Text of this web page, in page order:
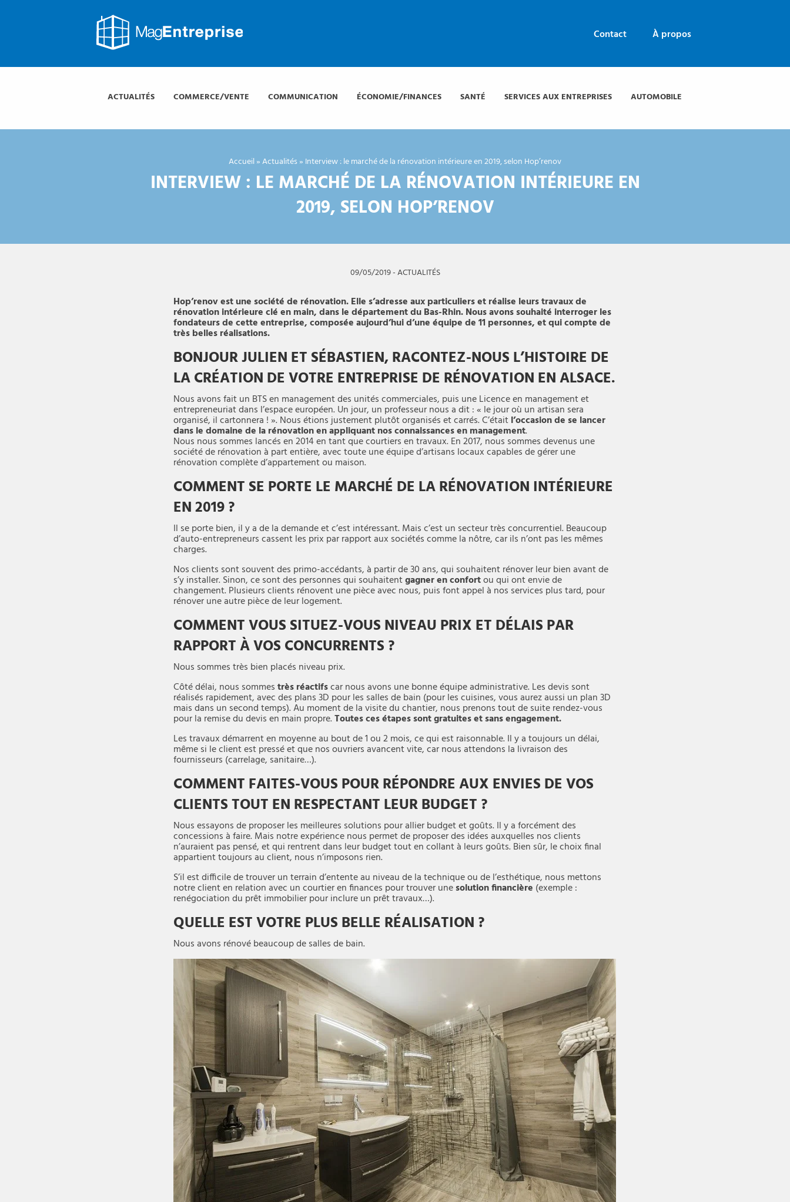
Mag
Entreprise
Contact À propos
ACTUALITÉS COMMERCE/VENTE COMMUNICATION ÉCONOMIE/FINANCES SANTÉ SERVICES AUX ENTREPRISES AUTOMOBILE
Accueil»Actualités» Interview : le marché de la rénovation intérieure en 2019, selon Hop’renov
INTERVIEW : LE MARCHÉ DE LA RÉNOVATION INTÉRIEURE EN
2019, SELON HOP’RENOV
09/05/2019-ACTUALITÉS
Hop’renov est une société de rénovation. Elle s’adresse aux particuliers et réalise leurs travaux de
rénovation intérieure clé en main, dans le département du Bas-Rhin. Nous avons souhaité interroger les
fondateurs de cette entreprise, composée aujourd’hui d’une équipe de 11 personnes, et qui compte de
très belles réalisations.
BONJOUR JULIEN ET SÉBASTIEN, RACONTEZ-NOUS L’HISTOIRE DE
LA CRÉATION DE VOTRE ENTREPRISE DE RÉNOVATION EN ALSACE.
Nous avons fait un BTS en management des unités commerciales, puis une Licence en management et
entrepreneuriat dans l’espace européen. Un jour, un professeur nous a dit : « le jour où un artisan sera
organisé, il cartonnera ! ». Nous étions justement plutôt organisés et carrés. C’étaitl’occasion de se lancer
dans le domaine de la rénovation en appliquant nos connaissances en management.
Nous nous sommes lancés en 2014 en tant que courtiers en travaux. En 2017, nous sommes devenus une
société de rénovation à part entière, avec toute une équipe d’artisans locaux capables de gérer une
rénovation complète d’appartement ou maison.
COMMENT SE PORTE LE MARCHÉ DE LA RÉNOVATION INTÉRIEURE
EN 2019 ?
Il se porte bien, il y a de la demande et c’est intéressant. Mais c’est un secteur très concurrentiel. Beaucoup
d’auto-entrepreneurs cassent les prix par rapport aux sociétés comme la nôtre, car ils n’ont pas les mêmes
charges.
Nos clients sont souvent des primo-accédants, à partir de 30 ans, qui souhaitent rénover leur bien avant de
s’y installer. Sinon, ce sont des personnes qui souhaitentgagner en confortou qui ont envie de
changement. Plusieurs clients rénovent une pièce avec nous, puis font appel à nos services plus tard, pour
rénover une autre pièce de leur logement.
COMMENT VOUS SITUEZ-VOUS NIVEAU PRIX ET DÉLAIS PAR
RAPPORT À VOS CONCURRENTS ?
Nous sommes très bien placés niveau prix.
Côté délai, nous sommestrès réactifscar nous avons une bonne équipe administrative. Les devis sont
réalisés rapidement, avec des plans 3D pour les salles de bain (pour les cuisines, vous aurez aussi un plan 3D
mais dans un second temps). Au moment de la visite du chantier, nous prenons tout de suite rendez-vous
pour la remise du devis en main propre.Toutes ces étapes sont gratuites et sans engagement.
Les travaux démarrent en moyenne au bout de 1 ou 2 mois, ce qui est raisonnable. Il y a toujours un délai,
même si le client est pressé et que nos ouvriers avancent vite, car nous attendons la livraison des
fournisseurs (carrelage, sanitaire…).
COMMENT FAITES-VOUS POUR RÉPONDRE AUX ENVIES DE VOS
CLIENTS TOUT EN RESPECTANT LEUR BUDGET ?
Nous essayons de proposer les meilleures solutions pour allier budget et goûts. Il y a forcément des
concessions à faire. Mais notre expérience nous permet de proposer des idées auxquelles nos clients
n’auraient pas pensé, et qui rentrent dans leur budget tout en collant à leurs goûts. Bien sûr, le choix final
appartient toujours au client, nous n’imposons rien.
S’il est difficile de trouver un terrain d’entente au niveau de la technique ou de l’esthétique, nous mettons
notre client en relation avec un courtier en finances pour trouver unesolution financière (exemple :
renégociation du prêt immobilier pour inclure un prêt travaux…).
QUELLE EST VOTRE PLUS BELLE RÉALISATION ?
Nous avons rénové beaucoup de salles de bain.